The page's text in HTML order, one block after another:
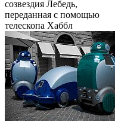
созвездия Лебедь,
переданная с помощью
телескопа Хаббл